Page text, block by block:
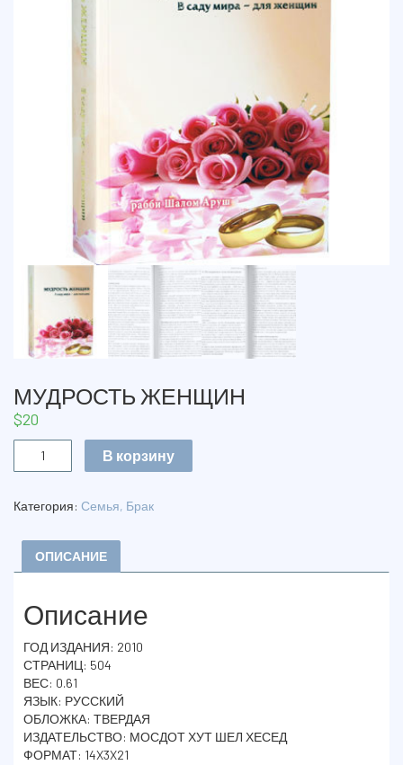
МУДРОСТЬ ЖЕНЩИН
$20
МУДРОСТЬ
В корзину
Категория: Семья, Брак
ОПИСАНИЕ
Описание
ГОД ИЗДАНИЯ: 2010
СТРАНИЦ: 504
ВЕС: 0.61
ЯЗЫК: РУССКИЙ
ОБЛОЖКА: ТВЕРДАЯ
ИЗДАТЕЛЬСТВО: МОСДОТ ХУТ ШЕЛ ХЕСЕД
ФОРМАТ: 14X3X21